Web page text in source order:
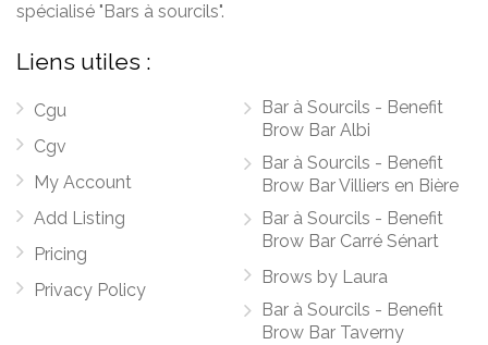
spécialisé "Bars à sourcils".
Liens utiles :
Cgu
Cgv
My Account
Add Listing
Pricing
Privacy Policy
Bar à Sourcils - Benefit
Brow Bar Albi
Bar à Sourcils - Benefit
Brow Bar Villiers en Bière
Bar à Sourcils - Benefit
Brow Bar Carré Sénart
Brows by Laura
Bar à Sourcils - Benefit
Brow Bar Taverny